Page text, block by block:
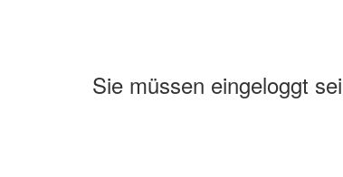
Sie müssen eingeloggt